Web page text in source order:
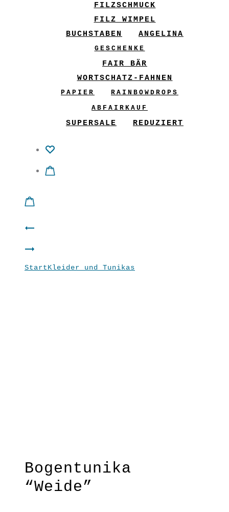
FILZSCHMUCK
FILZ WIMPEL
BUCHSTABEN
ANGELINA
GESCHENKE
FAIR BÄR
WORTSCHATZ-FAHNEN
PAPIER
RAINBOWDROPS
ABFAIRKAUF
SUPERSALE REDUZIERT
Product
navigation
Don’t
Aladin-
Hose
StartKleider und Tunikas
Bogentunika
“Weide”